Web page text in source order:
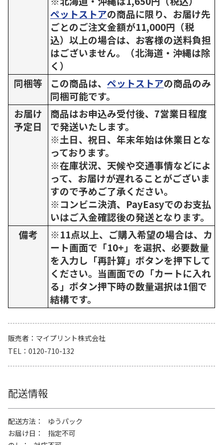
ペットストアの商品に限り、お届け先
ごとのご注文金額が11,000円（税
込）以上の場合は、お客様の送料負担
はございません。（北海道・沖縄は除
く）
同梱等
この商品は、 ペットストアの商品のみ
同梱可能です。
お届け
予定日
商品はお申込み受付後、7営業日程度
で発送いたします。
※土日、祝日、年末年始は休業日とな
っております。
※在庫状況、天候や交通事情などによ
って、お届けが遅れることがございま
すので予めご了承ください。
※コンビニ決済、PayEasyでのお支払
いはご入金確認後の発送となります。
備考
※11点以上、ご購入希望の場合は、カ
ート画面で「10+」を選択、必要数量
を入力し「再計算」ボタンを押下して
ください。当画面での「カートに入れ
る」ボタン押下時の数量選択は1個で
結構です。
販売者
マイプリント株式会社
TEL
0120-710-132
配送情報
配送方法
ゆうパック
お届け日
指定不可